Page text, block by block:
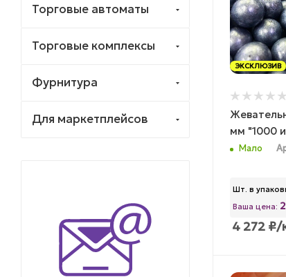
ЭКСКЛЮЗИВ
мм "1000
Мало
Шт. в
Ваша цена:
4 272 ₽/
Торговые автоматы
Торговые комплексы
Фурнитура
Для маркетплейсов